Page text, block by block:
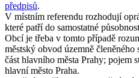
předpisů.
V místním referendu rozhodují
které patří do samostatné
Obcí je třeba v tomto případě
městský obvod územně členěného
část hlavního města Prahy; pojem
hlavní město Praha.